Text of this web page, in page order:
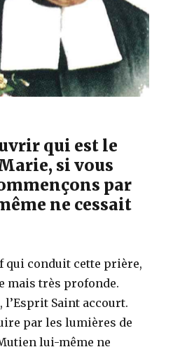
qui est le
si vous
par
ne cessait
qui conduit cette prière,
mais très profonde.
l’Esprit Saint accourt.
par les lumières de
lui-même ne